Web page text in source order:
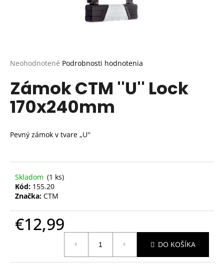
Priemerné
produktu
je
0,0
Neohodnotené Podrobnosti hodnotenia
Zámok CTM ''U'' Lock
170x240mm
Pevný zámok v tvare „U''
Skladom (1 ks)
Kód: 155.20
Značka: CTM
€12,99
DO KOŠÍKA